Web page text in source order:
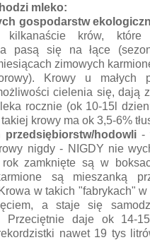
mleko:
gospodarstw
kilkanaście krów,
pasą się na łące
zimowych
Krowy u małych
cielenia się, dają
rocznie (ok 10-15l
krowy ma ok 3,5-6%
hodowli -
nigdy - NIGDY nie
rok zamknięte są w
są mieszanką
w takich "fabrykach"
a staje się
Przeciętnie daje ok 14-
nawet 19 tys